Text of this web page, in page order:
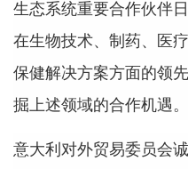
生态系统重要合作伙伴
在生物技术、制药、医
保健解决方案方面的领
掘上述领域的合作机遇。
意大利对外贸易委员会